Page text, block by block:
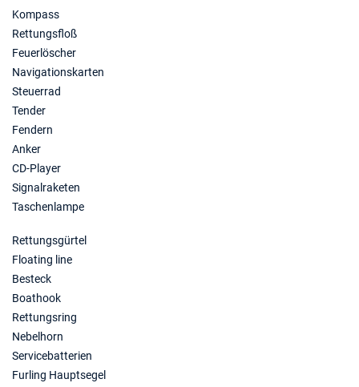
Kompass
Rettungsfloß
Feuerlöscher
Navigationskarten
Steuerrad
Tender
Fendern
Anker
CD-Player
Signalraketen
Taschenlampe
Rettungsgürtel
Floating line
Besteck
Boathook
Rettungsring
Nebelhorn
Servicebatterien
Furling Hauptsegel